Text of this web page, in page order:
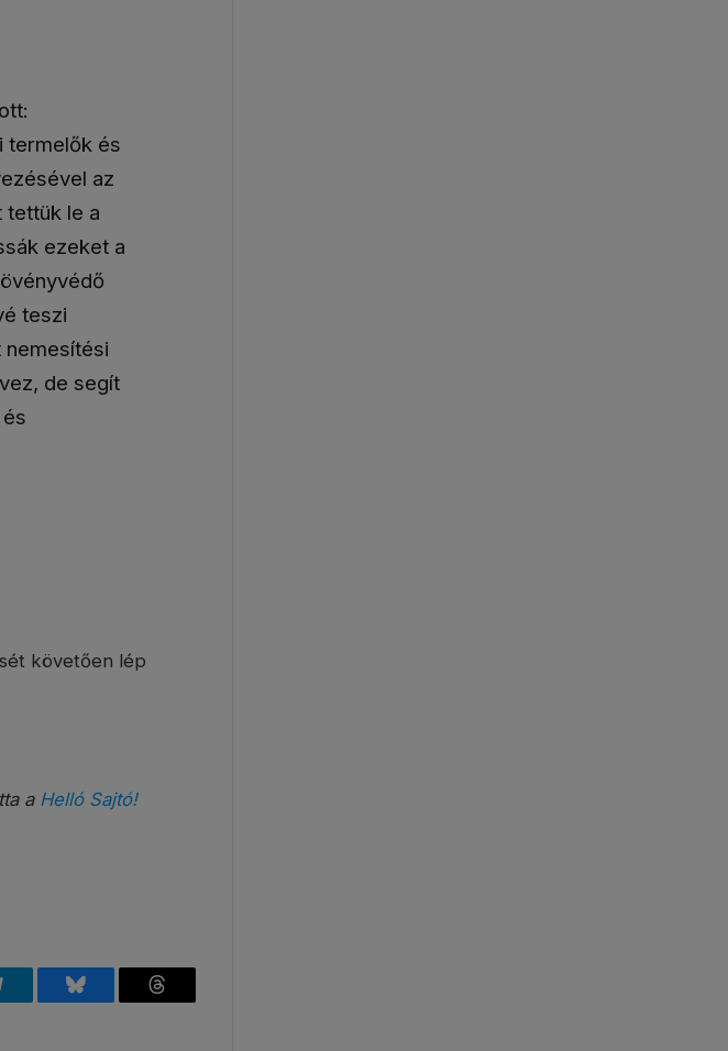
termelők és
az
tettük le a
ezeket a
teszi
nemesítési
de segít
követően lép
a Helló Sajtó!
Bluesky Threads